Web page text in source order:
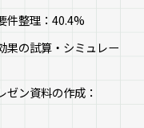
件整理：40.4%
果の試算・シミュレー
ン資料の作成：